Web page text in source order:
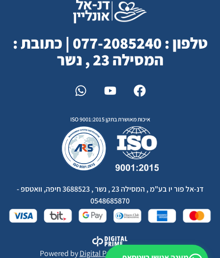
טלפון : 077-2085240 | כתובת :
המסילה 23 , נשר
איכות מאושרת בתקן ISO 9001:2015
דנ-אל פור יו בע"מ , המסילה 23 , נשר , 3688523 חיפה, וואטספ -
0548685870
Powered byDigital Prime Monetization LTD